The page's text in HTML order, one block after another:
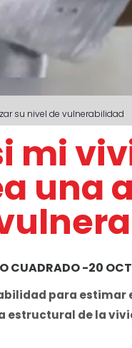
su nivel de vulnerabilidad
mi
una
CUADRADO-20
para estimar
estructural de la